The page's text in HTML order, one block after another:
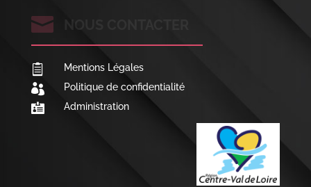
 NOUS CONTACTER
 Mentions Légales
 Politique de confidentialité
 Administration